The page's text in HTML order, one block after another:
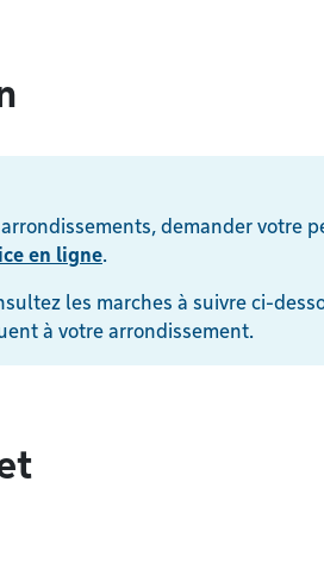
demander votre
en ligne.
les marches à suivre ci-
à votre arrondissement.